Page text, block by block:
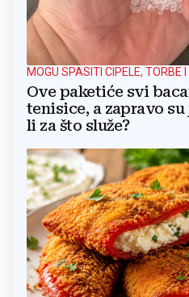
MOGU SPASITI CIPELE, TORBE I
Ove paketiće svi
tenisice, a zapravo
li za što služe?